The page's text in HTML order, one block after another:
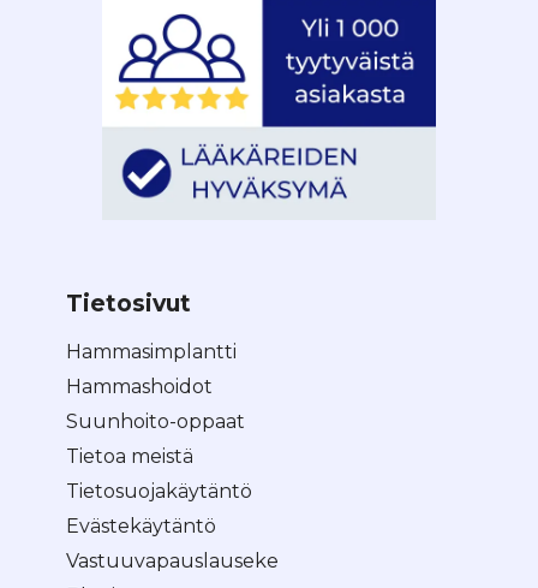
Tietosivut
Hammasimplantti
Hammashoidot
Suunhoito-oppaat
Tietoa meistä
Tietosuojakäytäntö
Evästekäytäntö
Vastuuvapauslauseke